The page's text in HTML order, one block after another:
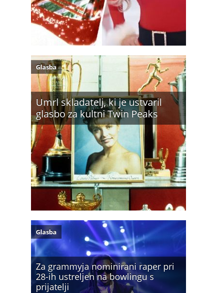
Umrl skladatelj, ki je ustvaril
glasbo za kultni Twin Peaks
Glasba
Za grammyja nominirani raper pri
28-ih ustreljen na bowlingu s
prijatelji
Glasba